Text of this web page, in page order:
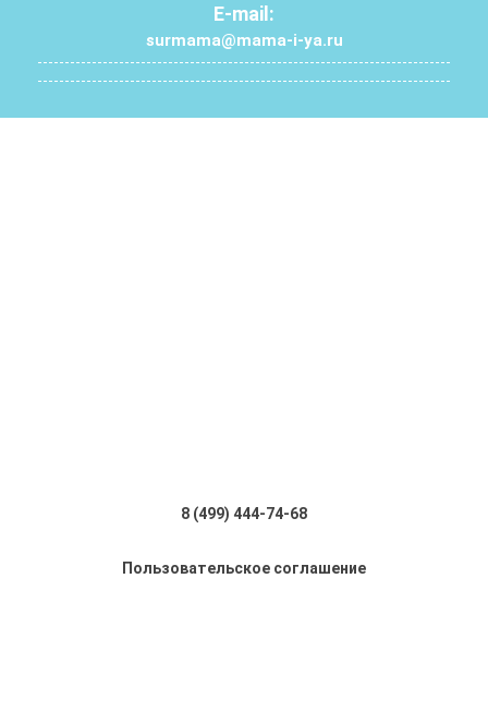
E-mail:
surmama@mama-i-ya.ru
8 (499) 444-74-68
Пользовательское соглашение